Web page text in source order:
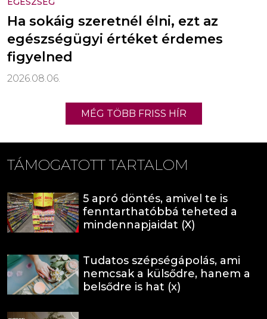
Ha sokáig szeretnél élni, ezt az
egészségügyi értéket érdemes
figyelned
2026.08.06.
MÉG TÖBB FRISS HÍR
TÁMOGATOTT TARTALOM
5 apró döntés, amivel te is
fenntarthatóbbá teheted a
mindennapjaidat (X)
Tudatos szépségápolás, ami
nemcsak a külsődre, hanem a
belsődre is hat (x)